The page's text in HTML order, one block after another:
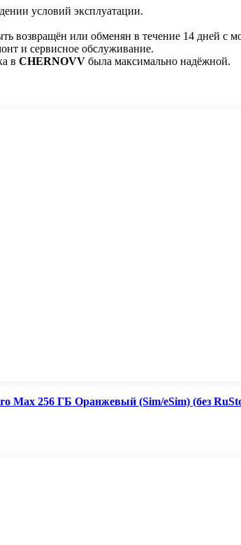
условий эксплуатации.
возвращён или обменян в течение 14 дней с
и сервисное обслуживание.
в CHERNOVV была максимально надёжной.
Max 256 ГБ Оранжевый (Sim/eSim) (без